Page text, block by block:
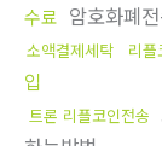
수료 암호화폐
소액결제세탁 리플
입
트론 리플코인전송